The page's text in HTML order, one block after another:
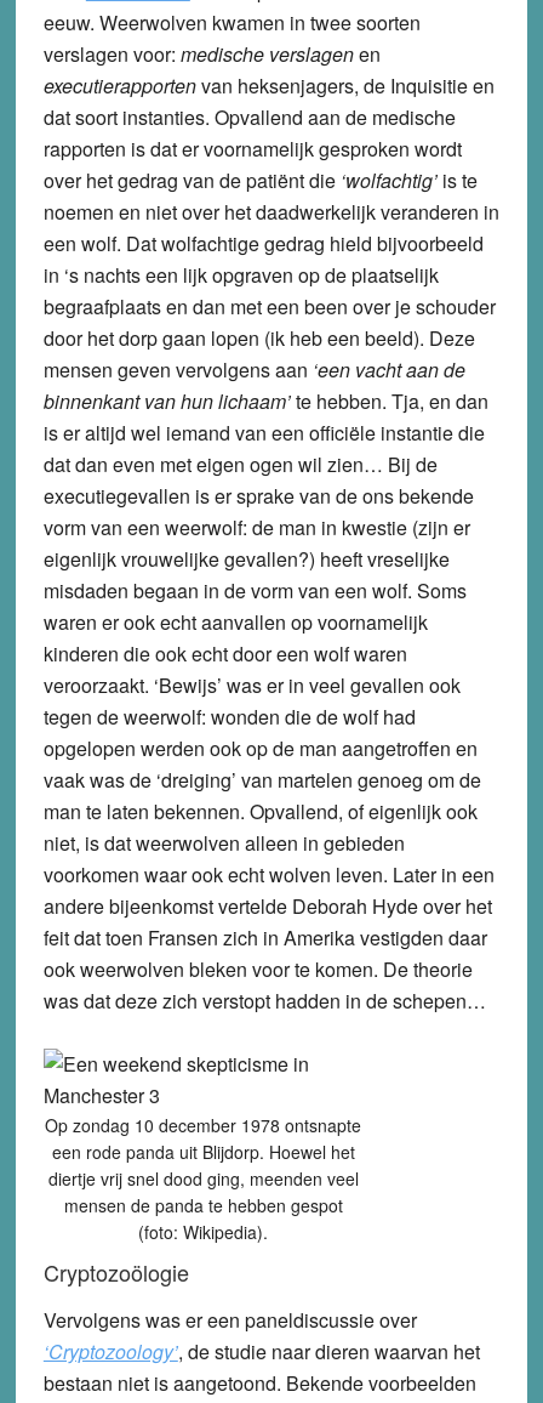
eeuw. Weerwolven kwamen in twee soorten
verslagen voor: medische verslagenen
executierapportenvan heksenjagers, de Inquisitie en
dat soort instanties. Opvallend aan de medische
rapporten is dat er voornamelijk gesproken wordt
over het gedrag van de patiënt die ‘wolfachtig’is te
noemen en niet over het daadwerkelijk veranderen in
een wolf. Dat wolfachtige gedrag hield bijvoorbeeld
in ‘s nachts een lijk opgraven op de plaatselijk
begraafplaats en dan met een been over je schouder
door het dorp gaan lopen (ik heb een beeld). Deze
mensen geven vervolgens aan ‘een vacht aan de
binnenkant van hun lichaam’te hebben. Tja, en dan
is er altijd wel iemand van een officiële instantie die
dat dan even met eigen ogen wil zien… Bij de
executiegevallen is er sprake van de ons bekende
vorm van een weerwolf: de man in kwestie (zijn er
eigenlijk vrouwelijke gevallen?) heeft vreselijke
misdaden begaan in de vorm van een wolf. Soms
waren er ook echt aanvallen op voornamelijk
kinderen die ook echt door een wolf waren
veroorzaakt. ‘Bewijs’ was er in veel gevallen ook
tegen de weerwolf: wonden die de wolf had
opgelopen werden ook op de man aangetroffen en
vaak was de ‘dreiging’ van martelen genoeg om de
man te laten bekennen. Opvallend, of eigenlijk ook
niet, is dat weerwolven alleen in gebieden
voorkomen waar ook echt wolven leven. Later in een
andere bijeenkomst vertelde Deborah Hyde over het
feit dat toen Fransen zich in Amerika vestigden daar
ook weerwolven bleken voor te komen. De theorie
was dat deze zich verstopt hadden in de schepen…
Op zondag 10 december 1978 ontsnapte
een rode panda uit Blijdorp. Hoewel het
diertje vrij snel dood ging, meenden veel
mensen de panda te hebben gespot
(foto: Wikipedia).
Cryptozoölogie
Vervolgens was er een paneldiscussie over
‘Cryptozoology’, de studie naar dieren waarvan het
bestaan niet is aangetoond. Bekende voorbeelden